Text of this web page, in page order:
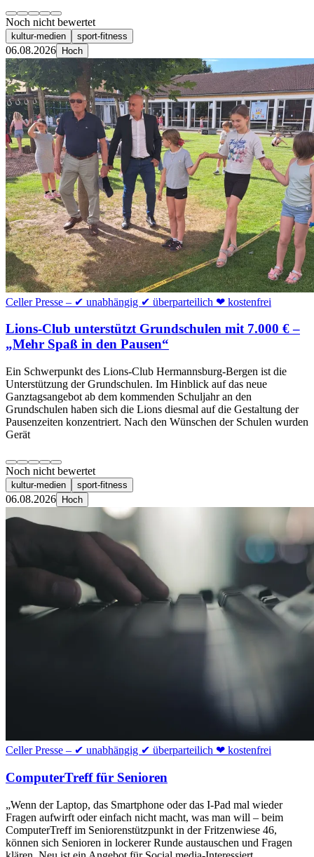
Noch nicht bewertet
kultur-medien sport-fitness
06.08.2026 Hoch
Celler Presse – ✔ unabhängig ✔ überparteilich ❤ kostenfrei
Lions-Club unterstützt Grundschulen mit 7.000 € –
„Mehr Spaß in den Pausen“
Ein Schwerpunkt des Lions-Club Hermannsburg-Bergen ist die
Unterstützung der Grundschulen. Im Hinblick auf das neue
Ganztagsangebot ab dem kommenden Schuljahr an den
Grundschulen haben sich die Lions diesmal auf die Gestaltung der
Pausenzeiten konzentriert. Nach den Wünschen der Schulen wurden
Gerät
Noch nicht bewertet
kultur-medien sport-fitness
06.08.2026 Hoch
Celler Presse – ✔ unabhängig ✔ überparteilich ❤ kostenfrei
ComputerTreff für Senioren
„Wenn der Laptop, das Smartphone oder das I-Pad mal wieder
Fragen aufwirft oder einfach nicht macht, was man will – beim
ComputerTreff im Seniorenstützpunkt in der Fritzenwiese 46,
können sich Senioren in lockerer Runde austauschen und Fragen